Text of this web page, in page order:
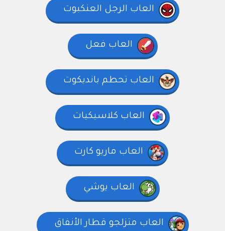
العاب الرجل العنكبوت
العاب فعل
العاب تحطم بانديكوت
العاب كلاسيكيات
العاب ماريو كارت
العاب يوشي
العاب متزلجو قطار الأنفاق